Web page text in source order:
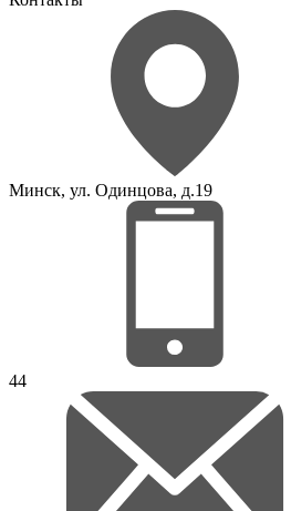
Минск, ул. Одинцова, д.19
44